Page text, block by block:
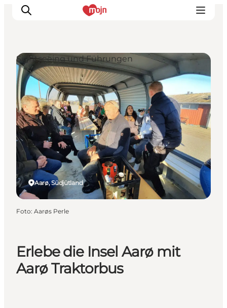
Erlebnisse
Städte und Regionen
Events
Übernachtung
Plane deine Reise
Booking
Erlebe die Insel Aarø mit
Aarø Traktorbus
Aarø, Südjütland
Sightseeing und Führungen
Foto: Aarøs Perle